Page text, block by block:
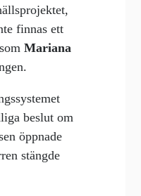
finnas ett
Mariana
beslut om
öppnade
stängde